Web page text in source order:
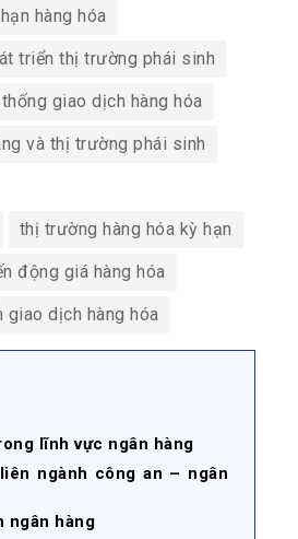
hàng hóa
triển thị trường phái sinh
giao dịch hàng hóa
và thị trường phái sinh
thị trường hàng hóa kỳ hạn
động giá hàng hóa
giao dịch hàng hóa
lĩnh vực ngân hàng
ngành công an – ngân
ngân hàng